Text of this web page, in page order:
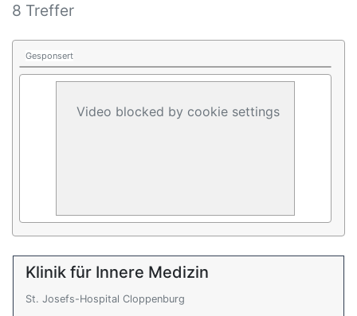
8 Treffer
Gesponsert
Video blocked by cookie settings
Klinik für Innere Medizin
St. Josefs-Hospital Cloppenburg